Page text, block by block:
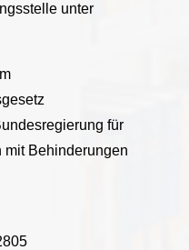
unter
für
Behinderungen